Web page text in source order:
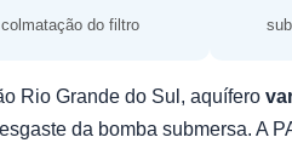
colmatação do filtro
Rio Grande do Sul, aquífero
da bomba submersa. A